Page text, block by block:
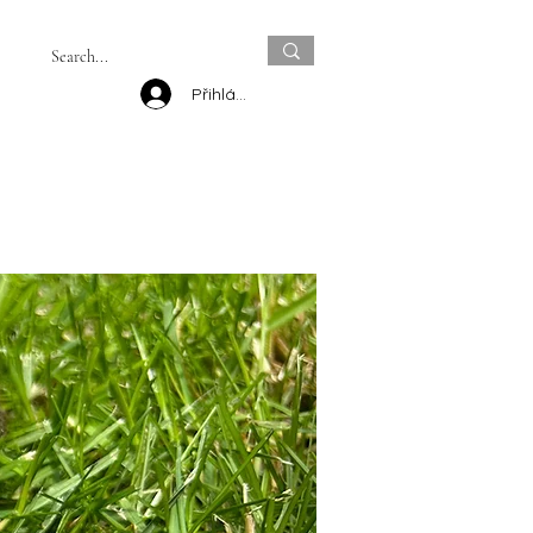
Přihlásit se